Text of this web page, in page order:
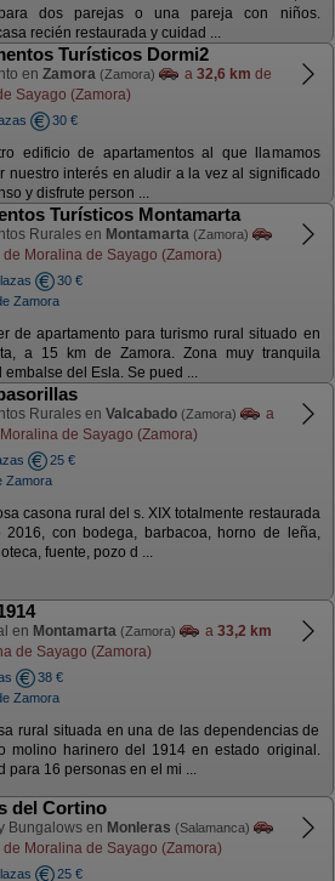
dos parejas o una pareja con niños.
recién restaurada y cuidad ...
Turísticos Dormi2
en Zamora (Zamora) a 32,6 km de
Sayago (Zamora)
30 €
edificio de apartamentos al que llamamos
nuestro interés en aludir a la vez al significado
y disfrute person ...
Turísticos Montamarta
Rurales en Montamarta (Zamora)
de Moralina de Sayago (Zamora)
30 €
Zamora
de apartamento para turismo rural situado en
a 15 km de Zamora. Zona muy tranquila
embalse del Esla. Se pued ...
Rurales en Valcabado (Zamora)
a
de Sayago (Zamora)
25 €
Zamora
casona rural del s. XIX totalmente restaurada
con bodega, barbacoa, horno de leña,
fuente, pozo d ...
en Montamarta (Zamora) a 33,2 km
de Sayago (Zamora)
38 €
Zamora
rural situada en una de las dependencias de
molino harinero del 1914 en estado original.
para 16 personas en el mi ...
del Cortino
Bungalows en Monleras (Salamanca)
de Moralina de Sayago (Zamora)
25 €